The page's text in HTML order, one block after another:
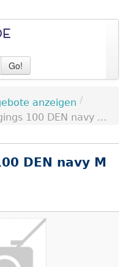
Go!
anzeigen /
100 DEN navy ...
DEN navy M